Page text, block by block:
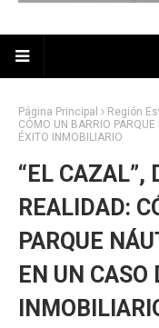
Página Principal Región
CÓMO UN BARRIO
ÉXITO INMOBILIARIO
“EL CAZAL”,
REALIDAD:
PARQUE
EN UN CASO